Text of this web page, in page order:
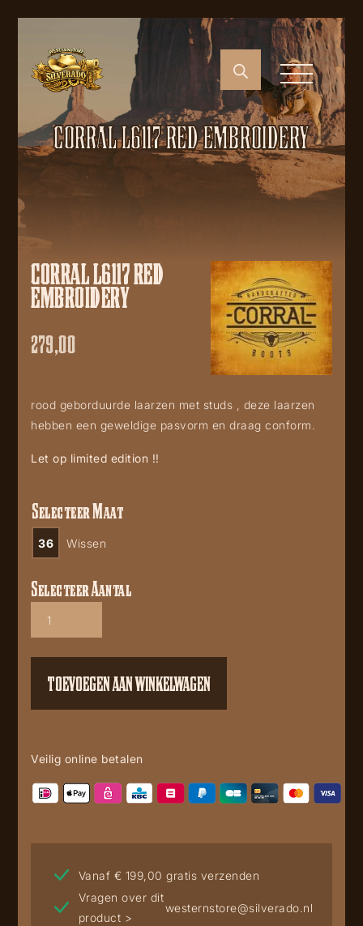
CORRAL L6117 RED EMBROIDERY
CORRAL L6117 RED
EMBROIDERY
279,00
rood geborduurde laarzen met studs , deze laarzen
hebben een geweldige pasvorm en draag conform.
Let op limited edition !!
Selecteer Maat
36 Wissen
Corral
Red
Selecteer Aantal
TOEVOEGEN AAN WINKELWAGEN
Veilig online betalen
Vanaf € 199,00 gratis verzenden
Vragen over dit
product >
westernstore@silverado.nl